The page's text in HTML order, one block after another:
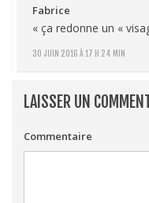
Fabrice
30 JUIN 2016 À 17 H 24 MIN
« ça redonne un «
LAISSER UN
Commentaire